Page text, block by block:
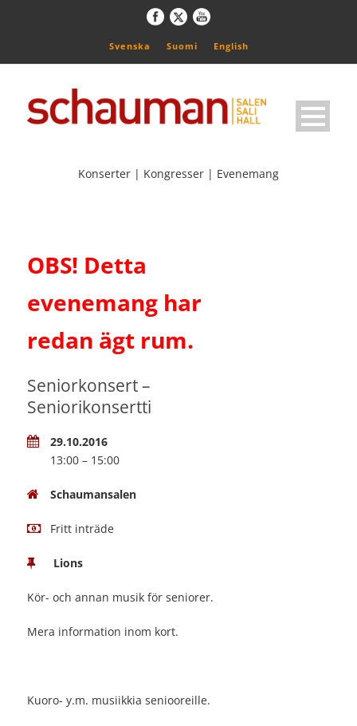
Svenska Suomi English
Konserter | Kongresser | Evenemang
OBS! Detta
evenemang har
redan ägt rum.
Seniorkonsert –
Seniorikonsertti
29.10.2016
13:00 – 15:00
Schaumansalen
Fritt inträde
Lions
Kör- och annan musik för seniorer.
Mera information inom kort.
Kuoro- y.m. musiikkia seniooreille.